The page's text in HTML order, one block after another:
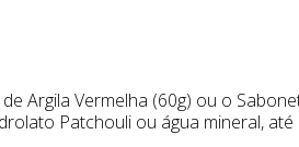
Argila Vermelha (60g) ou o
Patchouli ou água mineral,